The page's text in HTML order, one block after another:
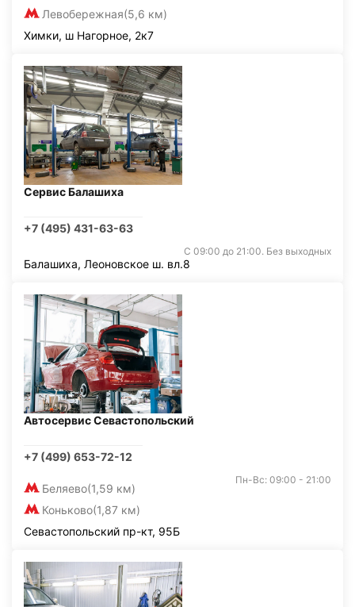
Левобережная(5,6 км)
Химки, ш Нагорное, 2к7
Сервис Балашиха
+7 (495) 431-63-63
С 09:00 до 21:00. Без выходных
Балашиха, Леоновское ш. вл.8
Автосервис Севастопольский
+7 (499) 653-72-12
Беляево(1,59 км)
Коньково(1,87 км)
Пн-Вс: 09:00 - 21:00
Севастопольский пр-кт, 95Б